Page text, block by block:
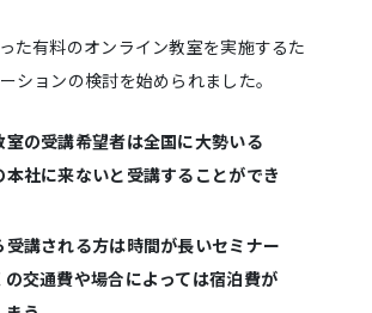
た有料のオンライン教室を実施するた
ションの検討を始められました。
室の受講希望者は全国に大勢いる
本社に来ないと受講することができ
受講される方は時間が長いセミナー
の交通費や場合によっては宿泊費が